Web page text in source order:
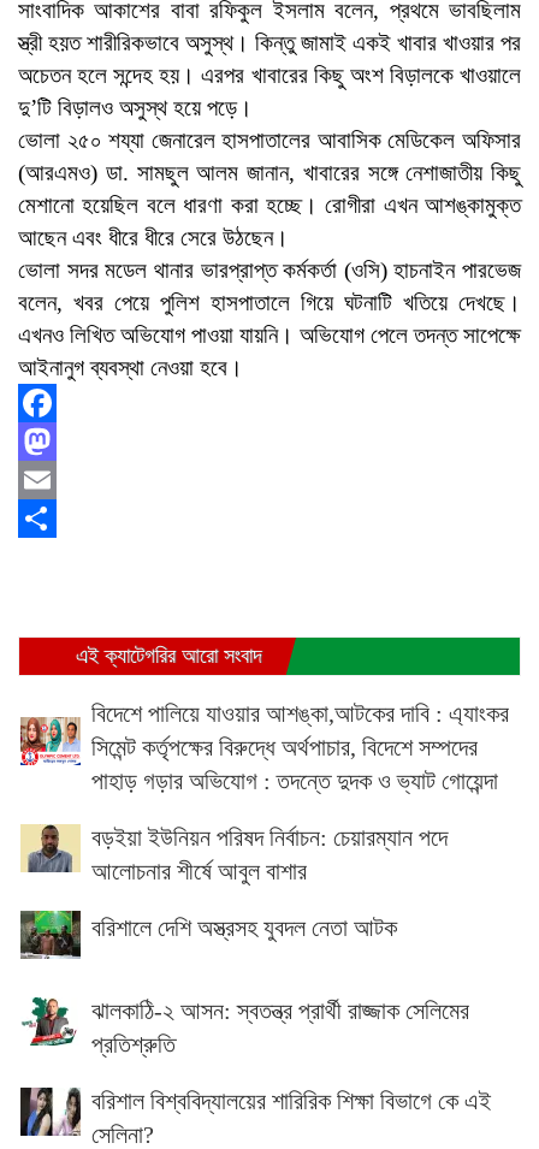
সাংবাদিক আকাশের বাবা রফিকুল ইসলাম বলেন, প্রথমে ভাবছিলাম
স্ত্রী হয়ত শারীরিকভাবে অসুস্থ। কিন্তু জামাই একই খাবার খাওয়ার পর
অচেতন হলে সন্দেহ হয়। এরপর খাবারের কিছু অংশ বিড়ালকে খাওয়ালে
দু’টি বিড়ালও অসুস্থ হয়ে পড়ে।
ভোলা ২৫০ শয্যা জেনারেল হাসপাতালের আবাসিক মেডিকেল অফিসার
(আরএমও) ডা. সামছুল আলম জানান, খাবারের সঙ্গে নেশাজাতীয় কিছু
মেশানো হয়েছিল বলে ধারণা করা হচ্ছে। রোগীরা এখন আশঙ্কামুক্ত
আছেন এবং ধীরে ধীরে সেরে উঠছেন।
ভোলা সদর মডেল থানার ভারপ্রাপ্ত কর্মকর্তা (ওসি) হাচনাইন পারভেজ
বলেন, খবর পেয়ে পুলিশ হাসপাতালে গিয়ে ঘটনাটি খতিয়ে দেখছে।
এখনও লিখিত অভিযোগ পাওয়া যায়নি। অভিযোগ পেলে তদন্ত সাপেক্ষে
আইনানুগ ব্যবস্থা নেওয়া হবে।
Facebook
Mastodon
Email
এই ক্যাটেগরির আরো সংবাদ
বিদেশে পালিয়ে যাওয়ার আশঙ্কা,আটকের দাবি : এ্যাংকর
সিমেন্ট কর্তৃপক্ষের বিরুদ্ধে অর্থপাচার, বিদেশে সম্পদের
পাহাড় গড়ার অভিযোগ : তদন্তে দুদক ও ভ্যাট গোয়েন্দা
বড়ইয়া ইউনিয়ন পরিষদ নির্বাচন: চেয়ারম্যান পদে
আলোচনার শীর্ষে আবুল বাশার
বরিশালে দেশি অস্ত্রসহ যুবদল নেতা আটক
ঝালকাঠি-২ আসন: স্বতন্ত্র প্রার্থী রাজ্জাক সেলিমের
প্রতিশ্রুতি
বরিশাল বিশ্ববিদ্যালয়ের শারিরিক শিক্ষা বিভাগে কে এই
সেলিনা?